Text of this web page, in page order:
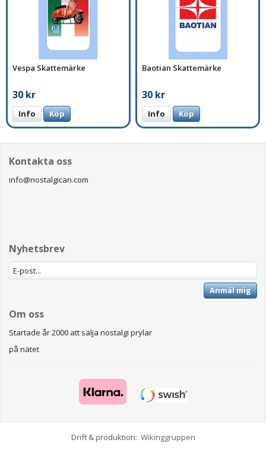
Vespa Skattemärke
30 kr
Info Köp
Baotian Skattemärke
30 kr
Info Köp
Kontakta oss
info@nostalgican.com
Nyhetsbrev
Anmäl mig
Om oss
Startade år 2000 att sälja nostalgi prylar
på nätet
Drift & produktion: Wikinggruppen